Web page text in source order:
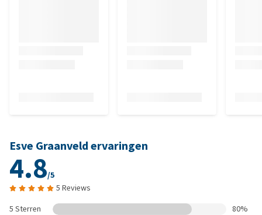
Esve Graanveld ervaringen
4.8/5
5 Reviews
5 Sterren
80%